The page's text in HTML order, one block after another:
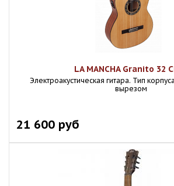
LA MANCHA Granito 32
Электроакустическая гитара. Тип
вырезом
21 600 руб